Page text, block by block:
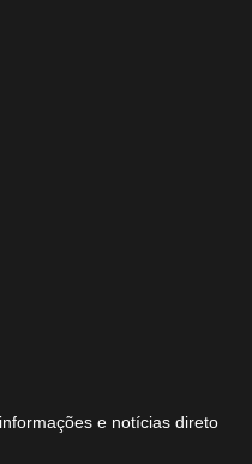
e notícias direto